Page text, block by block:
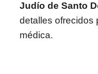
Judío de Santo
detalles ofrecidos
médica.